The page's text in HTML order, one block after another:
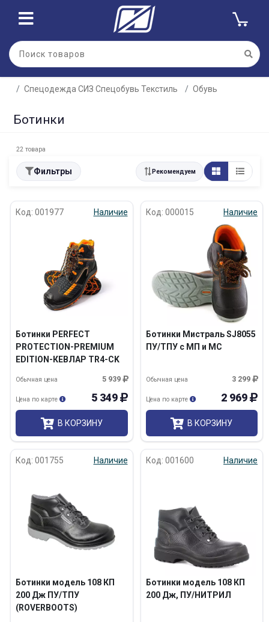
Спецодежда СИЗ Спецобувь Текстиль Обувь
Ботинки
22 товара
Фильтры Рекомендуем
Код: 001977 Наличие
Ботинки PERFECT
PROTECTION-PREMIUM
EDITION-КЕВЛАР TR4-CK
5 939
Обычная цена
5 349
Цена по карте
В КОРЗИНУ
Код: 000015 Наличие
Ботинки Мистраль SJ8055
ПУ/ТПУ с МП и МС
3 299
Обычная цена
2 969
Цена по карте
В КОРЗИНУ
Код: 001755 Наличие
Ботинки модель 108 КП
200 Дж ПУ/ТПУ
(ROVERBOOTS)
Код: 001600 Наличие
Ботинки модель 108 КП
200 Дж, ПУ/НИТРИЛ